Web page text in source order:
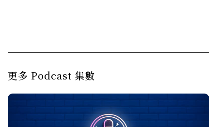
更多 Podcast 集數